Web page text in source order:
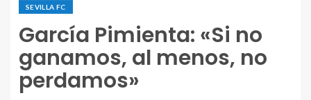
SEVILLA FC
García Pimienta: «Si no
ganamos, al menos, no
perdamos»